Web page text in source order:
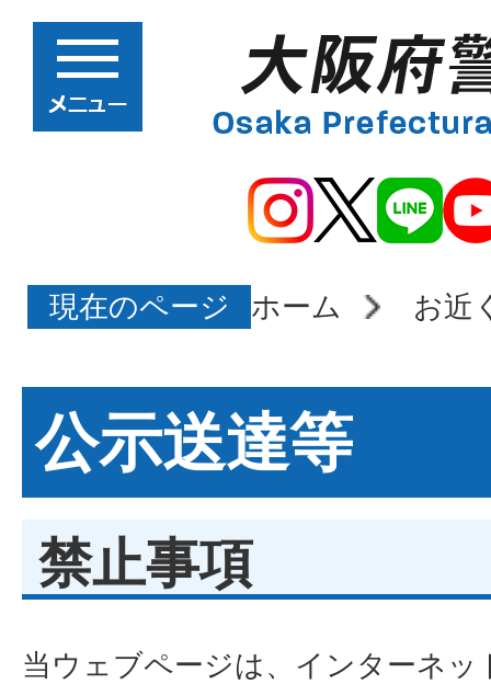
現在のページ ホーム お近
公示送達等
禁止事項
当ウェブページは、インターネッ